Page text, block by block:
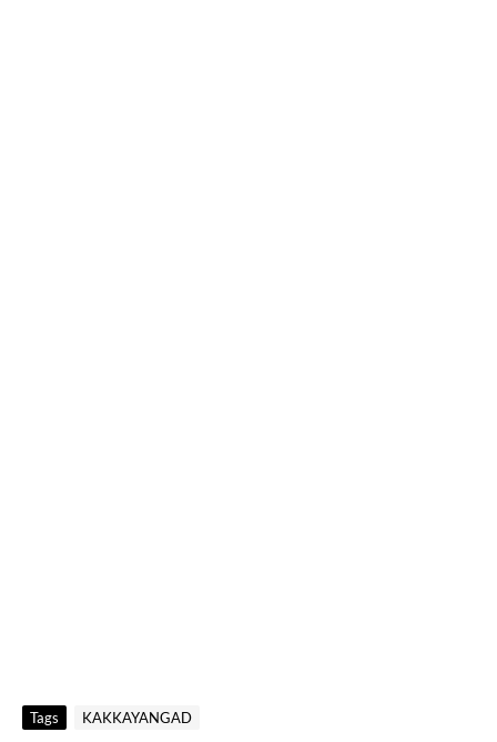
Tags KAKKAYANGAD